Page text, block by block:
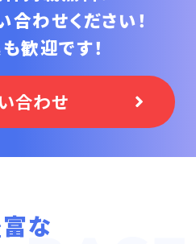
わせください！
歓迎です！
合わせ
な